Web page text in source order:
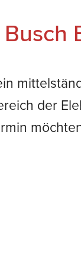
Busch
der